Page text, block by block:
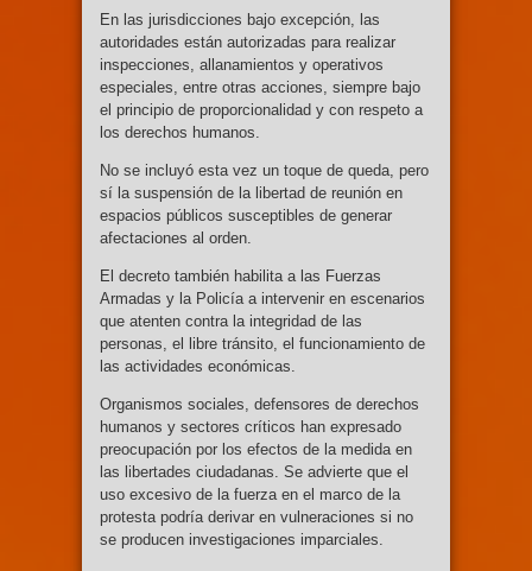
En las jurisdicciones bajo excepción, las
autoridades están autorizadas para realizar
inspecciones, allanamientos y operativos
especiales, entre otras acciones, siempre bajo
el principio de proporcionalidad y con respeto a
los derechos humanos.
No se incluyó esta vez un toque de queda, pero
sí la suspensión de la libertad de reunión en
espacios públicos susceptibles de generar
afectaciones al orden.
El decreto también habilita a las Fuerzas
Armadas y la Policía a intervenir en escenarios
que atenten contra la integridad de las
personas, el libre tránsito, el funcionamiento de
las actividades económicas.
Organismos sociales, defensores de derechos
humanos y sectores críticos han expresado
preocupación por los efectos de la medida en
las libertades ciudadanas. Se advierte que el
uso excesivo de la fuerza en el marco de la
protesta podría derivar en vulneraciones si no
se producen investigaciones imparciales.